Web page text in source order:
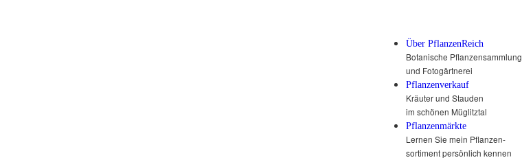
Über PflanzenReich
Botanische Pflanzensammlung
und Fotogärtnerei
Pflanzenverkauf
Kräuter und Stauden
im schönen Müglitztal
Pflanzenmärkte
Lernen Sie mein Pflanzen-
sortiment persönlich kennen